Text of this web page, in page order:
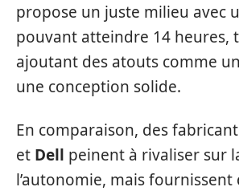
propose un juste milieu avec
pouvant atteindre 14 heures,
ajoutant des atouts comme
une conception solide.
En comparaison, des
et Dell peinent à rivaliser sur
l’autonomie, mais